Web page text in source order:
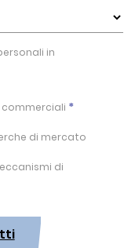
in
*
di mercato
di